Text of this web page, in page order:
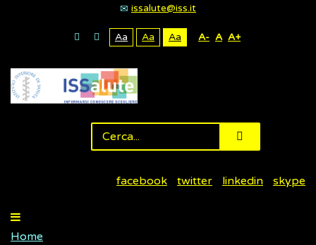
issalute@iss.it
Aa Aa Aa A- A A+
facebook twitter linkedin skype
Home